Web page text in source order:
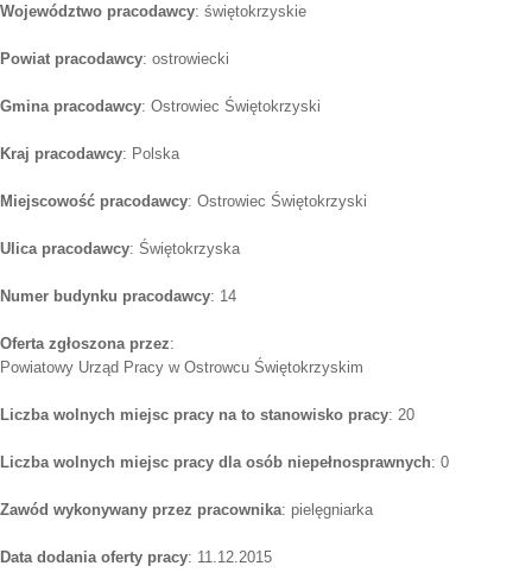
Województwo pracodawcy: świętokrzyskie
Powiat pracodawcy: ostrowiecki
Gmina pracodawcy: Ostrowiec Świętokrzyski
Kraj pracodawcy: Polska
Miejscowość pracodawcy: Ostrowiec Świętokrzyski
Ulica pracodawcy: Świętokrzyska
Numer budynku pracodawcy: 14
Oferta zgłoszona przez:
Powiatowy Urząd Pracy w Ostrowcu Świętokrzyskim
Liczba wolnych miejsc pracy na to stanowisko pracy: 20
Liczba wolnych miejsc pracy dla osób niepełnosprawnych: 0
Zawód wykonywany przez pracownika: pielęgniarka
Data dodania oferty pracy: 11.12.2015